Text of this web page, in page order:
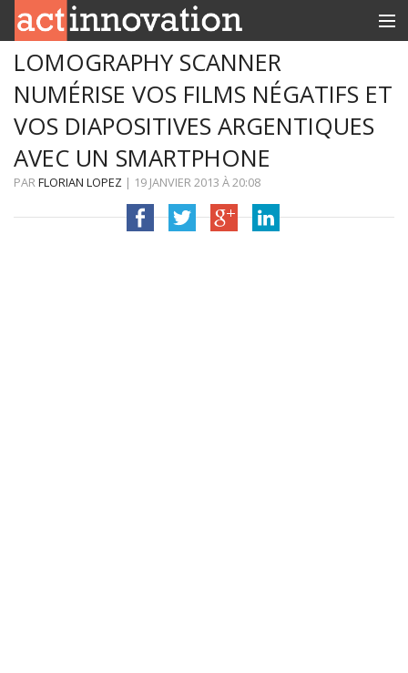
RUBRIQUES
INNOBOX
LOMOGRAPHY SCANNER
NUMÉRISE VOS FILMS NÉGATIFS ET
VOS DIAPOSITIVES ARGENTIQUES
AVEC UN SMARTPHONE
PARFLORIAN LOPEZ | 19 JANVIER 2013 À20:08